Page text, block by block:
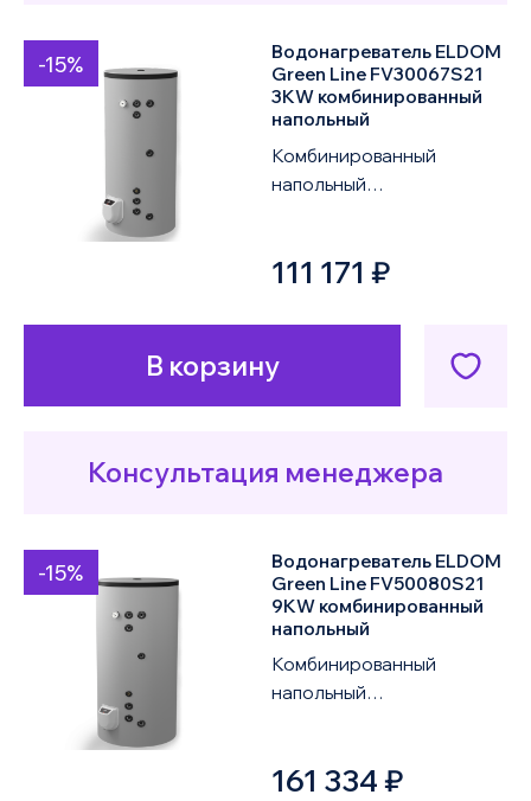
-15%
Водонагреватель ELDOM
Green Line FV30067S21
3KW комбинированный
напольный
Комбинированный
напольный
3KW объемом 300 литров
111 171 ₽
В корзину
Консультация менеджера
-15%
Водонагреватель ELDOM
Green Line FV50080S21
9KW комбинированный
напольный
Комбинированный
напольный
9KW объемом 500 литров
161 334 ₽